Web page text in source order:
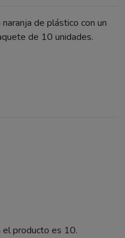
de plástico con un
de 10 unidades.
el producto es 10.